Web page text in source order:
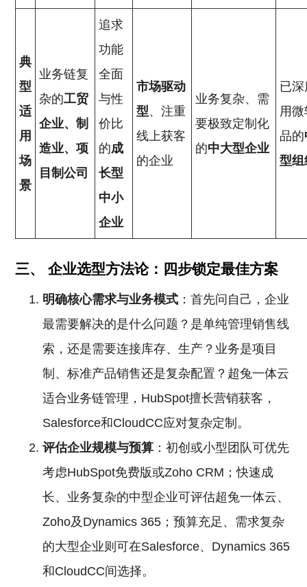
典
型
适
用
场
景
业务链复
杂的工贸
企业、制
造业、项
目制公司
追求
功能
全面
与性
价比
的成
长型
中小
企业
市场驱动
型、注重
线上获客
的企业
业务复杂、需
要极致定制化
的中大型企业
已
用
品的
型组
三、 企业选型方法论：四步锁定最佳方案
明确核心需求与业务模式 ：首先问自己，企业
最需要解决的是什么问题？是单纯管理销售线
索，还是需要连接库存、生产？业务是项目
制、标准产品销售还是复杂配置？超兔一体云
适合业务链管理，HubSpot擅长营销获客，
Salesforce和CloudCC应对复杂定制。
评估企业规模与预算 ：初创或小型团队可优先
考虑HubSpot免费版或Zoho CRM；快速成
长、业务复杂的中型企业可评估超兔一体云、
Zoho及Dynamics 365；预算充足、需求复杂
的大型企业则可在Salesforce、Dynamics 365
和CloudCC间选择。